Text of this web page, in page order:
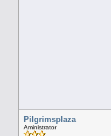
Pilgrimsplaza
Aministrator